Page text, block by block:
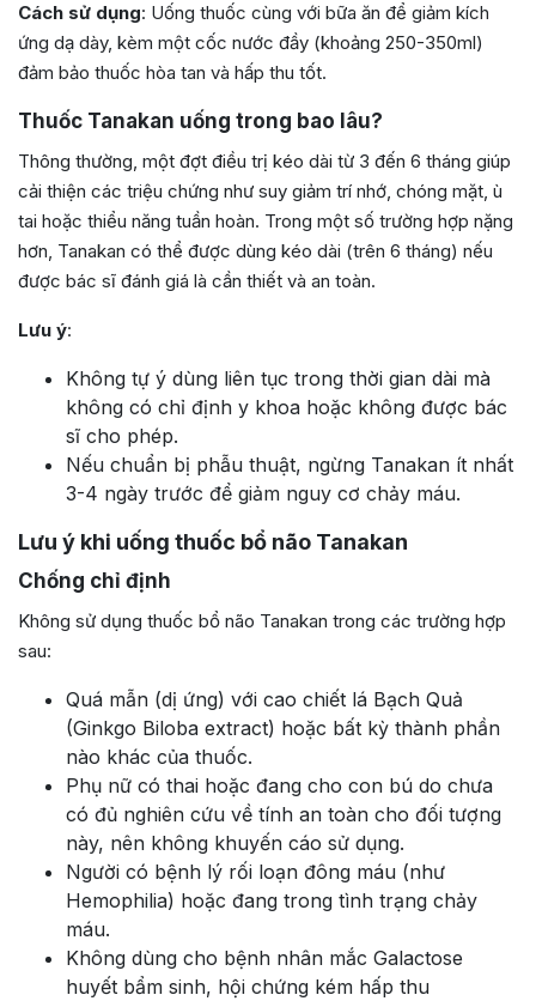
Cách sử dụng: Uống thuốc cùng với bữa ăn để giảm kích
ứng dạ dày, kèm một cốc nước đầy (khoảng 250-350ml)
đảm bảo thuốc hòa tan và hấp thu tốt.
Thuốc Tanakan uống trong bao lâu?
Thông thường, một đợt điều trị kéo dài từ 3 đến 6 tháng giúp
cải thiện các triệu chứng như suy giảm trí nhớ, chóng mặt, ù
tai hoặc thiểu năng tuần hoàn. Trong một số trường hợp nặng
hơn, Tanakan có thể được dùng kéo dài (trên 6 tháng) nếu
được bác sĩ đánh giá là cần thiết và an toàn.
Lưu ý:
Không tự ý dùng liên tục trong thời gian dài mà
không có chỉ định y khoa hoặc không được bác
sĩ cho phép.
Nếu chuẩn bị phẫu thuật, ngừng Tanakan ít nhất
3-4 ngày trước để giảm nguy cơ chảy máu.
Lưu ý khi uống thuốc bổ não Tanakan
Chống chỉ định
Không sử dụng thuốc bổ não Tanakan trong các trường hợp
sau:
Quá mẫn (dị ứng) với cao chiết lá Bạch Quả
(Ginkgo Biloba extract) hoặc bất kỳ thành phần
nào khác của thuốc.
Phụ nữ có thai hoặc đang cho con bú do chưa
có đủ nghiên cứu về tính an toàn cho đối tượng
này, nên không khuyến cáo sử dụng.
Người có bệnh lý rối loạn đông máu (như
Hemophilia) hoặc đang trong tình trạng chảy
máu.
Không dùng cho bệnh nhân mắc Galactose
huyết bẩm sinh, hội chứng kém hấp thu